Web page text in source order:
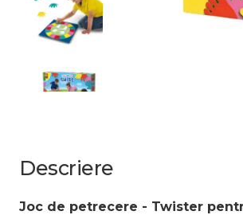
Descriere
Joc de petrecere - Twister